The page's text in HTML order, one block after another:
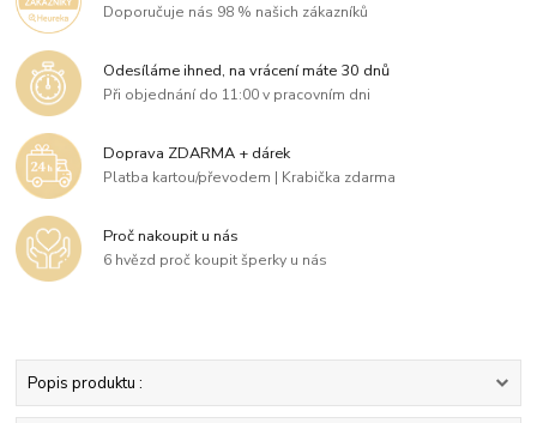
Doporučuje nás 98 % našich zákazníků
Odesíláme ihned, na vrácení máte 30 dnů
Při objednání do 11:00 v pracovním dni
Doprava ZDARMA + dárek
Platba kartou/převodem | Krabička zdarma
Proč nakoupit u nás
6 hvězd proč koupit šperky u nás
Popis produktu :